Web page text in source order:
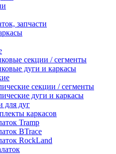
запчасти
секции / сегменты
дуги и каркасы
секции / сегменты
дуги и каркасы
для дуг
каркасов
Tramp
BTrace
RockLand